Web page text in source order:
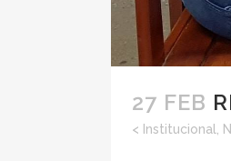
27 FEB
< Institucional